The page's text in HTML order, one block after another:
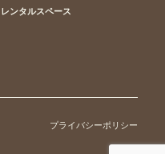
レンタルスペース
プライバシーポリシー